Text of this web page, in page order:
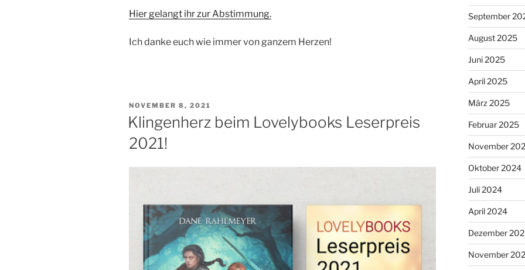
Hier gelangt ihr zur Abstimmung.
Ich danke euch wie immer von ganzem Herzen!
VERÖFFENTLICHT
AM
NOVEMBER 8, 2021
Klingenherz beim Lovelybooks Leserpreis
2021!
September
August 2025
Juni 2025
April 2025
März 2025
Februar 2025
November
Oktober 2024
Juli 2024
April 2024
Dezember
November